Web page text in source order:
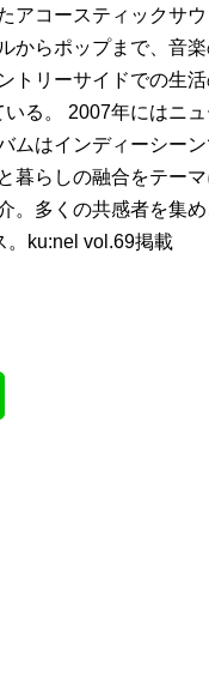
アコースティックサ
からポップまで、音
トリーサイドでの生
いる。 2007年にはニ
ムはインディーシー
暮らしの融合をテー
。多くの共感者を集
。ku:nel vol.69掲載